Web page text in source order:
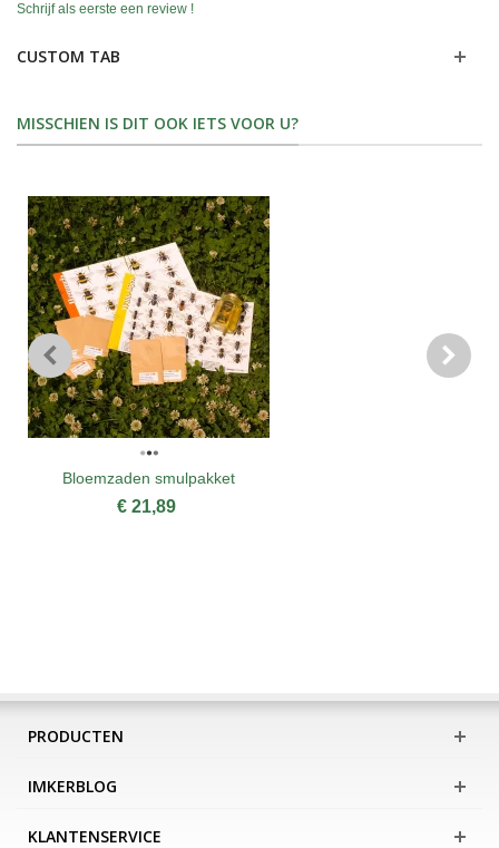
Schrijf als eerste een review !
CUSTOM TAB
MISSCHIEN IS DIT OOK IETS VOOR U?
Bloemzaden smulpakket
€ 21,89
PRODUCTEN
IMKERBLOG
KLANTENSERVICE